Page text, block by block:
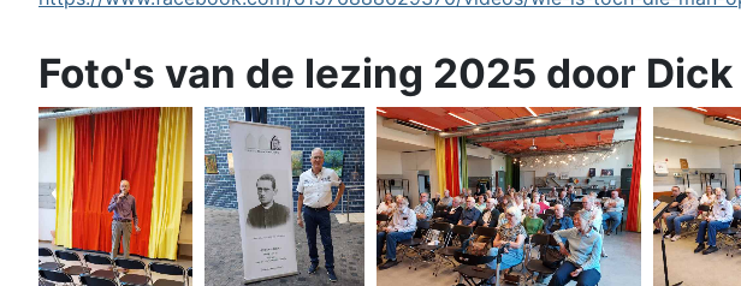
Foto's van de lezing 2025 door